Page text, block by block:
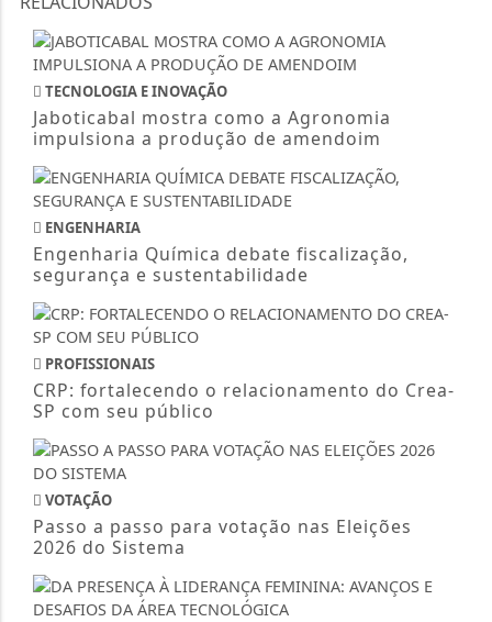
TECNOLOGIA E INOVAÇÃO
Jaboticabal mostra como a Agronomia
impulsiona a produção de amendoim
ENGENHARIA
Engenharia Química debate fiscalização,
segurança e sustentabilidade
PROFISSIONAIS
CRP: fortalecendo o relacionamento do Crea-
SP com seu público
VOTAÇÃO
Passo a passo para votação nas Eleições
2026 do Sistema